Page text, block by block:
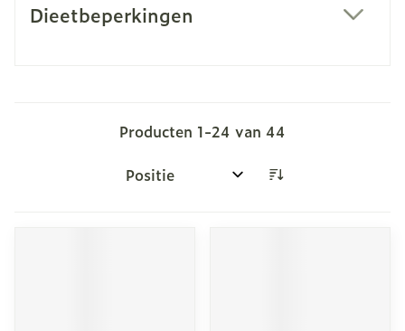
Dieetbeperkingen
Producten 1-24 van 44
Sorteer op: